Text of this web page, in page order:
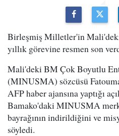
Birleşmiş Milletler'in
yıllık görevine resmen son
Mali'deki BM Çok Boyutlu
(MINUSMA) sözcüsü
AFP haber ajansına yaptığı
Bamako'daki MINUSMA
bayrağının indirildiğini ve
söyledi.